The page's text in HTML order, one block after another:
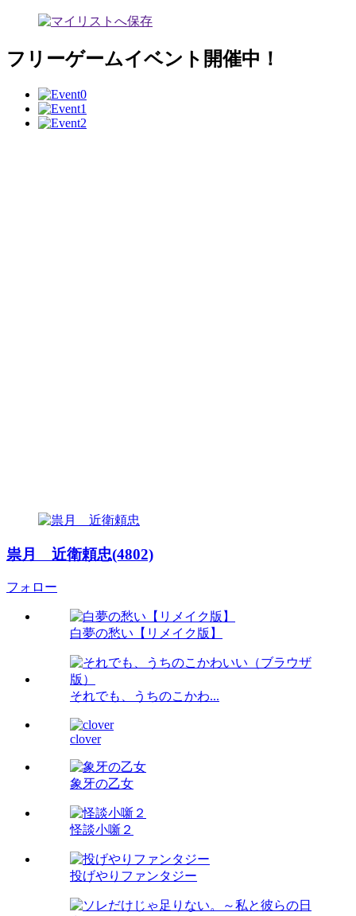
フリーゲームイベント開催中！
祟月 近衛頼忠(4802)
フォロー
白夢の愁い【リメイク版】
それでも、うちのこかわ...
clover
象牙の乙女
怪談小噺２
投げやりファンタジー